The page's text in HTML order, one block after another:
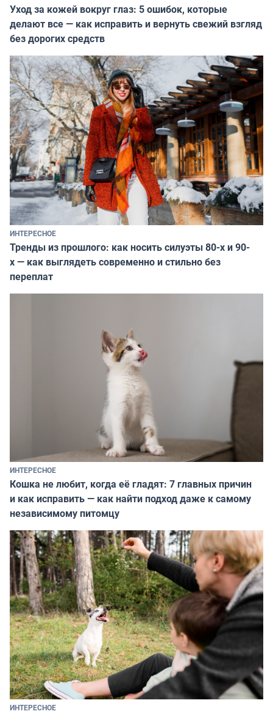
Уход за кожей вокруг глаз: 5 ошибок, которые
делают все — как исправить и вернуть свежий взгляд
без дорогих средств
ИНТЕРЕСНОЕ
Тренды из прошлого: как носить силуэты 80-х и 90-
х — как выглядеть современно и стильно без
переплат
ИНТЕРЕСНОЕ
Кошка не любит, когда её гладят: 7 главных причин
и как исправить — как найти подход даже к самому
независимому питомцу
ИНТЕРЕСНОЕ